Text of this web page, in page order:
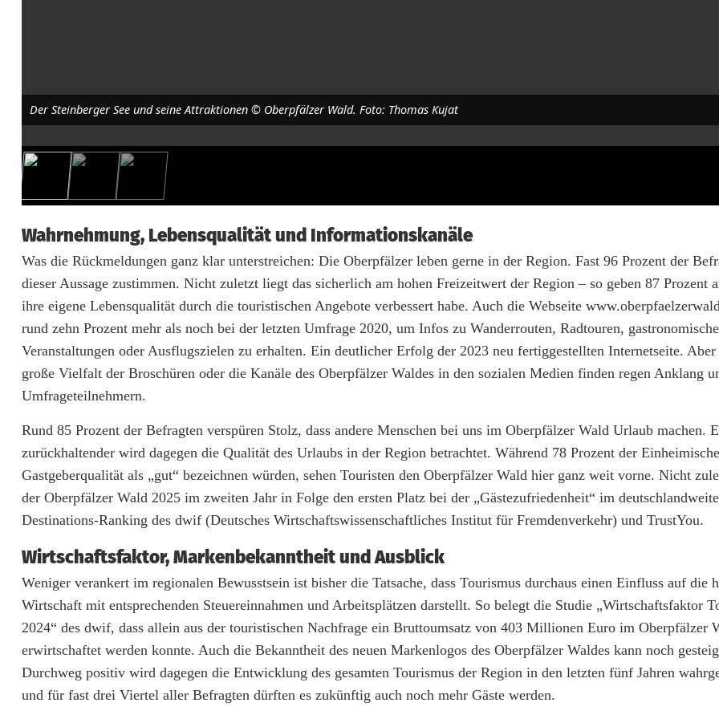
r
f
o
l
i
m
O
b
e
r
p
f
ä
l
z
e
r
W
a
Der Steinberger See und seine Attraktionen © Oberpfälzer Wald. Foto: Thomas Kujat
Wahrnehmung, Lebensqualität und Informationskanäle
Was die Rückmeldungen ganz klar unterstreichen: Die Oberpfälzer leben gerne in der Region. Fast 96 Prozent der
dieser Aussage zustimmen. Nicht zuletzt liegt das sicherlich am hohen Freizeitwert der Region – so geben 87 Prozent
ihre eigene Lebensqualität durch die touristischen Angebote verbessert habe. Auch die Webseite
rund zehn Prozent mehr als noch bei der letzten Umfrage 2020, um Infos zu Wanderrouten, Radtouren,
Veranstaltungen oder Ausflugszielen zu erhalten. Ein deutlicher Erfolg der 2023 neu fertiggestellten Internetseite. Aber
große Vielfalt der Broschüren oder die Kanäle des Oberpfälzer Waldes in den sozialen Medien finden regen Anklang
Umfrageteilnehmern.
Rund 85 Prozent der Befragten verspüren Stolz, dass andere Menschen bei uns im Oberpfälzer Wald Urlaub machen.
zurückhaltender wird dagegen die Qualität des Urlaubs in der Region betrachtet. Während 78 Prozent der
Gastgeberqualität als „gut“ bezeichnen würden, sehen Touristen den Oberpfälzer Wald hier ganz weit vorne. Nicht
der Oberpfälzer Wald 2025 im zweiten Jahr in Folge den ersten Platz bei der „Gästezufriedenheit“ im
Destinations-Ranking des dwif (Deutsches Wirtschaftswissenschaftliches Institut für Fremdenverkehr) und TrustYou.
Wirtschaftsfaktor, Markenbekanntheit und Ausblick
Weniger verankert im regionalen Bewusstsein ist bisher die Tatsache, dass Tourismus durchaus einen Einfluss auf die
Wirtschaft mit entsprechenden Steuereinnahmen und Arbeitsplätzen darstellt. So belegt die Studie „Wirtschaftsfaktor
2024“ des dwif, dass allein aus der touristischen Nachfrage ein Bruttoumsatz von 403 Millionen Euro im Oberpfälzer
erwirtschaftet werden konnte. Auch die Bekanntheit des neuen Markenlogos des Oberpfälzer Waldes kann noch
Durchweg positiv wird dagegen die Entwicklung des gesamten Tourismus der Region in den letzten fünf Jahren
und für fast drei Viertel aller Befragten dürften es zukünftig auch noch mehr Gäste werden.